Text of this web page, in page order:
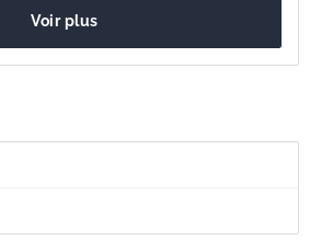
X20-710-2/A1
Voir plus